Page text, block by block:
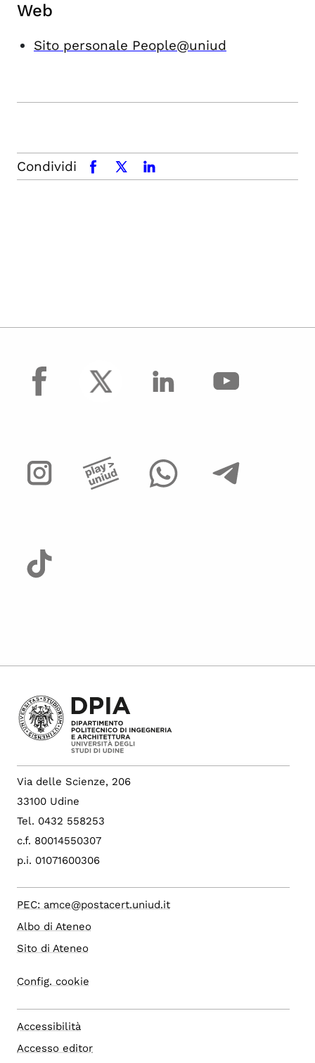
Web
Sito personale People@uniud
Condividi facebookx.comlinkedin
facebook
Via delle Scienze, 206
33100 Udine
Tel. 0432 558253
c.f. 80014550307
p.i. 01071600306
PEC: amce@postacert.uniud.it
Albo di Ateneo
Sito di Ateneo
Config. cookie
Accessibilità
Accesso editor